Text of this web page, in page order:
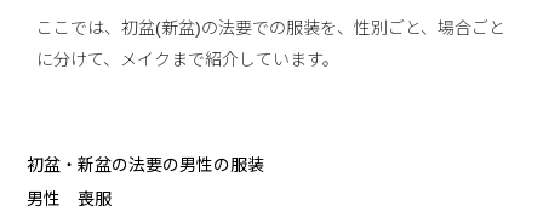
ここでは、初盆(新盆)の法要での服装を、性別ごと、場合ごと
に分けて、メイクまで紹介しています。
初盆・新盆の法要の男性の服装
男性 喪服